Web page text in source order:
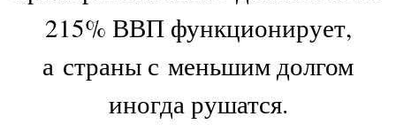
215% ВВП функционирует,
а страны с меньшим долгом
иногда рушатся.